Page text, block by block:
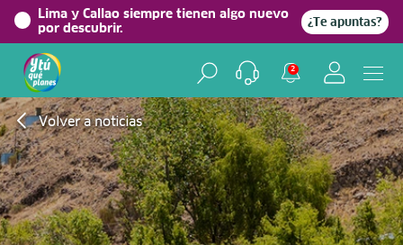
Lima y Callao siempre tienen algo nuevo
por descubrir.
¿Te apuntas?
2
Volver a noticias